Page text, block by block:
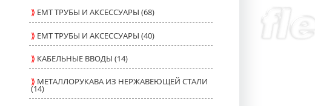
⟫ ЕМТ ТРУБЫ И АКСЕССУАРЫ (68)
⟫ ЕМТ ТРУБЫ И АКСЕССУАРЫ (40)
⟫ КАБЕЛЬНЫЕ ВВОДЫ (14)
⟫ МЕТАЛЛОРУКАВА ИЗ НЕРЖАВЕЮЩЕЙ СТАЛИ
(14)